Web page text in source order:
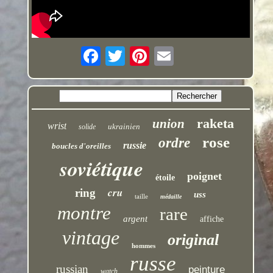
wrist solide ukrainien union raketa
boucles d'oreilles russie ordre rose
soviétique étoile poignet
ring cru taille médaille uss
montre argent rare affiche
vintage hommes original
russian watch russe peinture